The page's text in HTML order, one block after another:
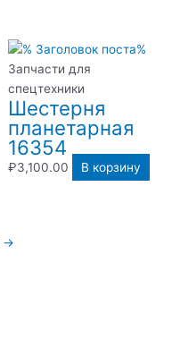
Запчасти для
спецтехники
Шестерня
планетарная
16354
₽3,100.00 В корзину
→